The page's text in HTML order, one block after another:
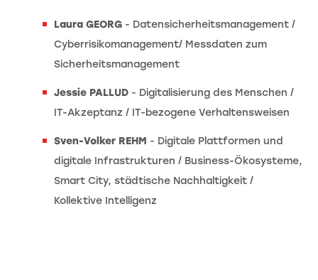
Laura GEORG - Datensicherheitsmanagement /
Cyberrisikomanagement/ Messdaten zum
Sicherheitsmanagement
Jessie PALLUD - Digitalisierung des Menschen /
IT-Akzeptanz / IT-bezogene Verhaltensweisen
Sven-Volker REHM - Digitale Plattformen und
digitale Infrastrukturen / Business-Ökosysteme,
Smart City, städtische Nachhaltigkeit /
Kollektive Intelligenz